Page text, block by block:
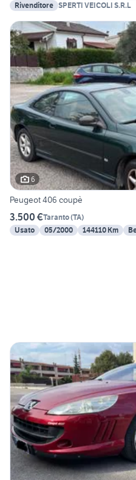
Rivenditore SPERTI VEICOLI S.R.L
6
Peugeot 406 coupè
3.500 €Taranto(TA)
Usato
05/2000 144110 Km